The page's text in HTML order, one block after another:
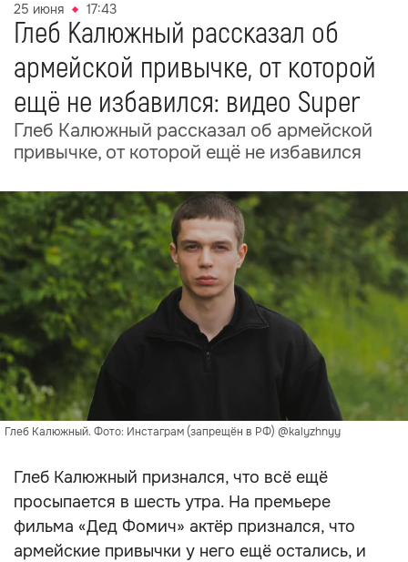
25 июня 17:43
Глеб Калюжный рассказал об
армейской привычке, от которой
ещё не избавился: видео Super
Глеб Калюжный рассказал об армейской
привычке, от которой ещё не избавился
Глеб Калюжный. Фото: Инстаграм (запрещён в РФ) @kalyzhnyy
Глеб Калюжный признался, что всё ещё
просыпается в шесть утра. На премьере
фильма «Дед Фомич» актёр признался, что
армейские привычки у него ещё остались, и